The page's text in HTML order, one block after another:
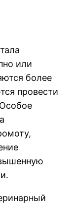
или
более
провести